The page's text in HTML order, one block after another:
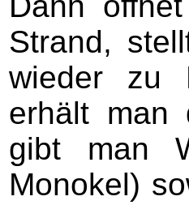
Strand,
wieder zu
erhält man
gibt man
Monokel)